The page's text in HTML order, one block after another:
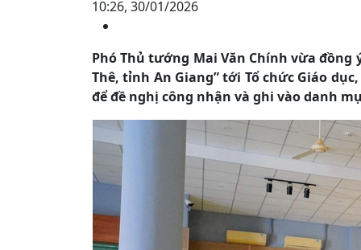
10:26, 30/01/2026
Phó Thủ tướng Mai Văn Chính vừa đồng
Thê, tỉnh An Giang” tới Tổ chức Giáo
để đề nghị công nhận và ghi vào danh